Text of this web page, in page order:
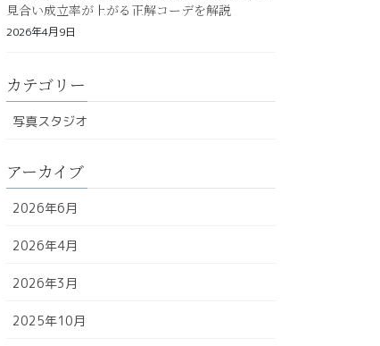
見合い成立率が上がる正解コーデを解説
2026年4月9日
カテゴリー
写真スタジオ
アーカイブ
2026年6月
2026年4月
2026年3月
2025年10月